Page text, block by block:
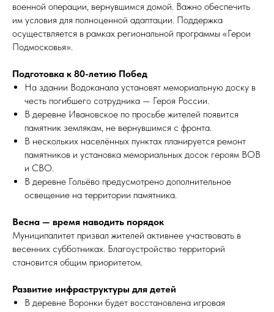
военной операции, вернувшимся домой. Важно обеспечить
им условия для полноценной адаптации. Поддержка
осуществляется в рамках региональной программы «Герои
Подмосковья».
Подготовка к 80-летию Побед
На здании Водоканала установят мемориальную доску в
честь погибшего сотрудника — Героя России.
В деревне Ивановское по просьбе жителей появится
памятник землякам, не вернувшимся с фронта.
В нескольких населённых пунктах планируется ремонт
памятников и установка мемориальных досок героям ВОВ
и СВО.
В деревне Гольёво предусмотрено дополнительное
освещение на территории памятника.
Весна — время наводить порядок
Муниципалитет призвал жителей активнее участвовать в
весенних субботниках. Благоустройство территорий
становится общим приоритетом.
Развитие инфраструктуры для детей
В деревне Воронки будет восстановлена игровая